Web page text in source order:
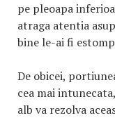
pe pleoapa
atraga atentia
bine le-ai fi
De obicei,
cea mai
alb va rezolva